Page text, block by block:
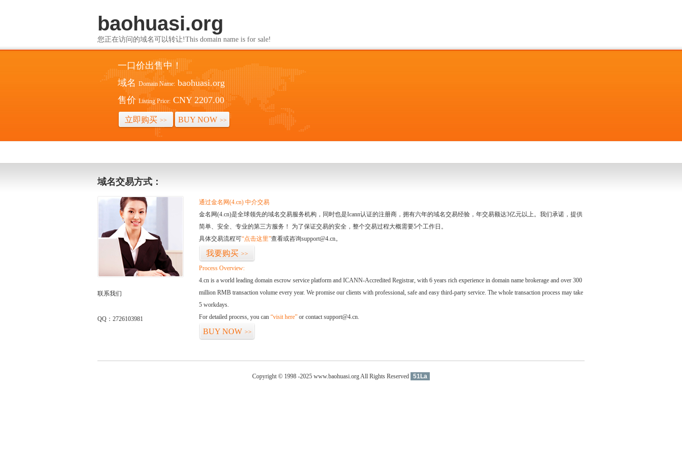
baohuasi.org
您正在访问的域名可以转让!This domain name is for sale!
一口价出售中！
域名 Domain Name: baohuasi.org
售价 Listing Price: CNY 2207.00
立即购买 >> BUY NOW >>
域名交易方式：
联系我们
QQ：2726103981
通过金名网(4.cn) 中介交易
金名网(4.cn)是全球领先的域名交易服务机构，同时也是Icann认证的注册商，拥有六年的域名交易经验，年交易额达3亿元以上。我们承诺，提供
简单、安全、专业的第三方服务！ 为了保证交易的安全，整个交易过程大概需要5个工作日。
具体交易流程可“点击这里”查看或咨询support@4.cn。
我要购买 >>
Process Overview:
4.cn is a world leading domain escrow service platform and ICANN-Accredited Registrar, with 6 years rich experience in domain name brokerage and over 300
million RMB transaction volume every year. We promise our clients with professional, safe and easy third-party service. The whole transaction process may take
5 workdays.
For detailed process, you can “visit here” or contact support@4.cn.
BUY NOW >>
Copyright © 1998 -2025 www.baohuasi.org All Rights Reserved 51La